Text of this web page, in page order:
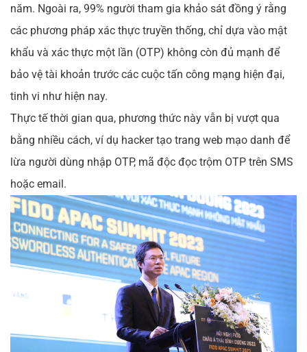
năm. Ngoài ra, 99% người tham gia khảo sát đồng ý rằng
các phương pháp xác thực truyền thống, chỉ dựa vào mật
khẩu và xác thực một lần (OTP) không còn đủ mạnh để
bảo vệ tài khoản trước các cuộc tấn công mạng hiện đại,
tinh vi như hiện nay.
Thực tế thời gian qua, phương thức này vẫn bị vượt qua
bằng nhiều cách, ví dụ hacker tạo trang web mạo danh để
lừa người dùng nhập OTP, mã độc đọc trộm OTP trên SMS
hoặc email.